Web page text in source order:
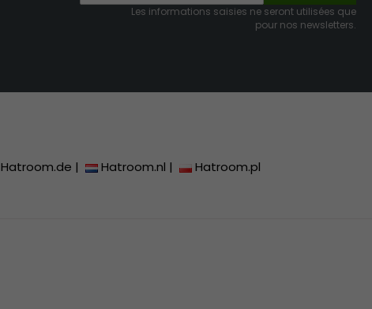
Les informations saisies ne seront utilisées que
pour nos newsletters.
Hatroom.de | Hatroom.nl | Hatroom.pl